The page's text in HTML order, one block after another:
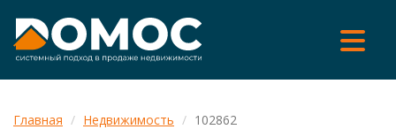
Главная Недвижимость 102862